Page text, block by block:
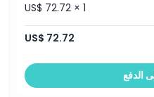
US$ 72.72 × 1
US$ 72.72
الدفع